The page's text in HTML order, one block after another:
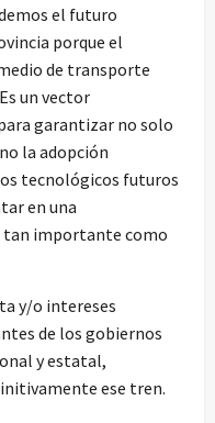
el futuro
porque el
de transporte
un vector
garantizar no solo
la adopción
tecnológicos futuros
en una
tan importante como
y/o intereses
de los gobiernos
y estatal,
ese tren.